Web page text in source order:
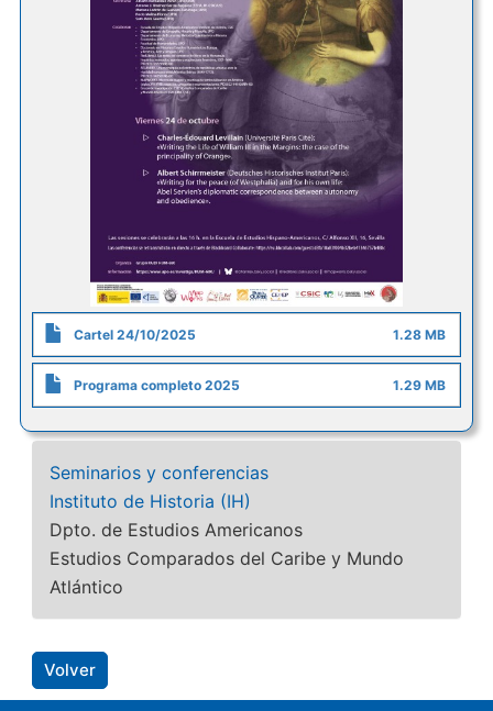
Cartel 24/10/2025 1.28 MB
Programa completo 2025 1.29 MB
Seminarios y conferencias
Instituto de Historia (IH)
Dpto. de Estudios Americanos
Estudios Comparados del Caribe y Mundo
Atlántico
Volver